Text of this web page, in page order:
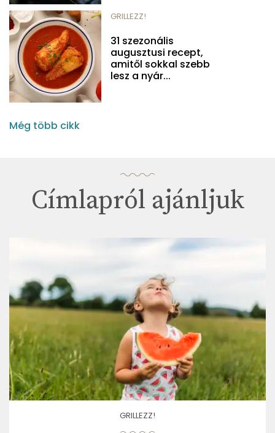
GRILLEZZ!
31 szezonális
augusztusi recept,
amitől sokkal szebb
lesz a nyár...
Még több cikk
Címlapról ajánljuk
GRILLEZZ!